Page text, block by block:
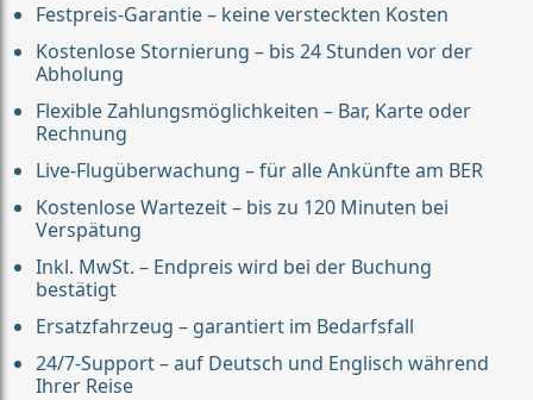
Festpreis-Garantie – keine versteckten Kosten
Kostenlose Stornierung – bis 24 Stunden vor der
Abholung
Flexible Zahlungsmöglichkeiten – Bar, Karte oder
Rechnung
Live-Flugüberwachung – für alle Ankünfte am BER
Kostenlose Wartezeit – bis zu 120 Minuten bei
Verspätung
Inkl. MwSt. – Endpreis wird bei der Buchung
bestätigt
Ersatzfahrzeug – garantiert im Bedarfsfall
24/7-Support – auf Deutsch und Englisch während
Ihrer Reise